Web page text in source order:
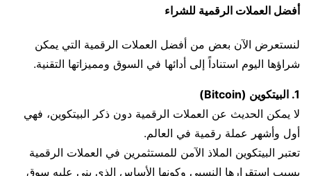
أفضل العملات الرقمية للشراء
لنستعرض الآن بعض من أفضل العملات الرقمية التي يمكن
شراؤها اليوم استناداً إلى أدائها في السوق ومميزاتها التقنية.
1. البيتكوين (Bitcoin)
لا يمكن الحديث عن العملات الرقمية دون ذكر البيتكوين، فهي
أول وأشهر عملة رقمية في العالم.
تعتبر البيتكوين الملاذ الآمن للمستثمرين في العملات الرقمية
بسبب استقرارها النسبي وكونها الأساس الذي بني عليه سوق